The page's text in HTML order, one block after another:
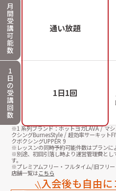
月
間
受
講
可
能
数
通い放題
1
日
の
受
講
回
数
1日1回
※1 系列ブランド：ホットヨガLAVA / マ
クシングBurnesStyle / 超効率サーキット
クボクシングUPPER 9
※レッスンの同時予約可能件数はプランに
※別途、初回引落し時より運営管理費とし
す。
※プレミアムフリー・フルタイム/旧フリ
店舗一覧はこちら
入会後も自由